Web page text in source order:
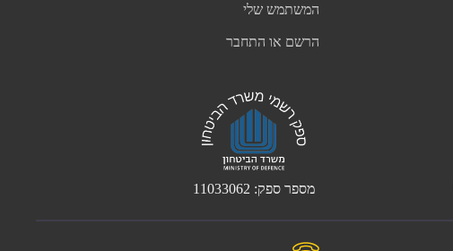
המשתמש שלי
הרשם או התחבר
מספר ספק: 11033062